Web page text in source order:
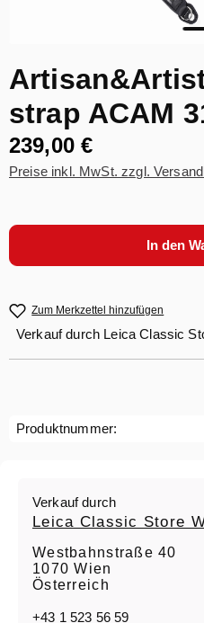
strap ACAM
239,00 €
Preise inkl. MwSt. zzgl.
In den
Zum Merkzettel hinzufügen
Verkauf durch Leica Classic
Produktnummer:
Verkauf durch
Leica Classic Store
Westbahnstraße 40
1070 Wien
Österreich
+43 1 523 56 59